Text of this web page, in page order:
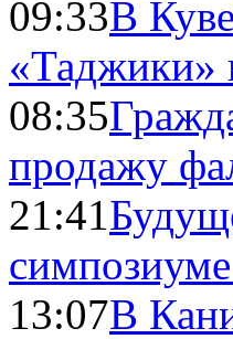
09:33В
«Таджики»
08:35
продажу
21:41
13:07В